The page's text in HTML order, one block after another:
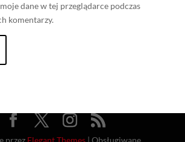
dane w tej przeglądarce podczas
komentarzy.